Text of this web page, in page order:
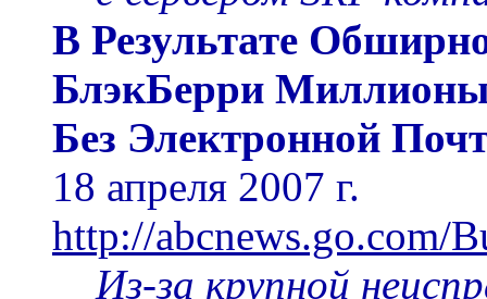
В Результате
БлэкБерри Миллионы
Без Электронной
18 апреля 2007 г.
http://abcnews.go.com/
Из-за крупной